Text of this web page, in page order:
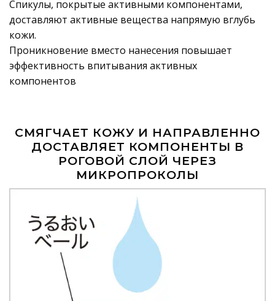
Спикулы, покрытые активными компонентами,
доставляют активные вещества напрямую вглубь
кожи.
Проникновение вместо нанесения повышает
эффективность впитывания активных
компонентов
СМЯГЧАЕТ КОЖУ И НАПРАВЛЕННО
ДОСТАВЛЯЕТ КОМПОНЕНТЫ В
РОГОВОЙ СЛОЙ ЧЕРЕЗ
МИКРОПРОКОЛЫ